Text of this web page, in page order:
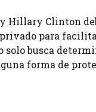
Hillary Clinton
para
busca
forma de